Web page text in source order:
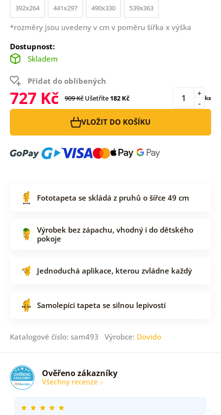
392x264 441x297 490x330 539x363
*rozměry jsou uvedeny v cm v poměru šířka x výška
Dostupnost:
Skladem
Přidat do oblíbených
727 Kč 909 Kč Ušetříte182 Kč -
+ ks
VLOŽIT DO KOŠÍKU
Fototapeta se skládá z pruhů o šířce 49 cm
Výrobek bez zápachu, vhodný i do dětského
pokoje
Jednoduchá aplikace, kterou zvládne každý
Samolepící tapeta se silnou lepivostí
Katalogové číslo: sam493 Výrobce: Dovido
Ověřeno zákazníky
Všechny recenze